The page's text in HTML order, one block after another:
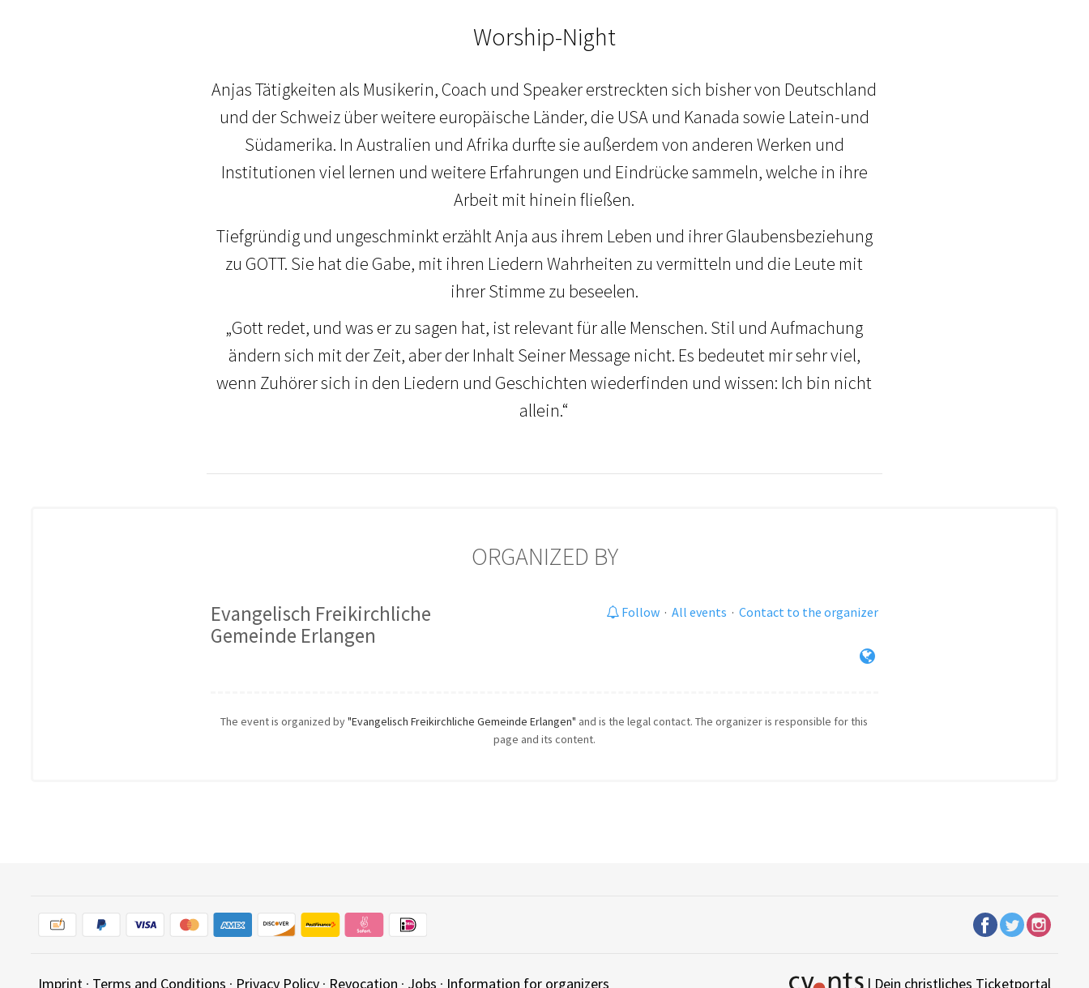
Worship-Night
Anjas Tätigkeiten als Musikerin, Coach und Speaker erstreckten sich bisher von Deutschland
und der Schweiz über weitere europäische Länder, die USA und Kanada sowie Latein-und
Südamerika. In Australien und Afrika durfte sie außerdem von anderen Werken und
Institutionen viel lernen und weitere Erfahrungen und Eindrücke sammeln, welche in ihre
Arbeit mit hinein fließen.
Tiefgründig und ungeschminkt erzählt Anja aus ihrem Leben und ihrer Glaubensbeziehung
zu GOTT. Sie hat die Gabe, mit ihren Liedern Wahrheiten zu vermitteln und die Leute mit
ihrer Stimme zu beseelen.
„Gott redet, und was er zu sagen hat, ist relevant für alle Menschen. Stil und Aufmachung
ändern sich mit der Zeit, aber der Inhalt Seiner Message nicht. Es bedeutet mir sehr viel,
wenn Zuhörer sich in den Liedern und Geschichten wiederfinden und wissen: Ich bin nicht
allein.“
ORGANIZED BY
Evangelisch Freikirchliche
Gemeinde Erlangen
Follow· All events · Contact to the organizer
The event is organized by"Evangelisch Freikirchliche Gemeinde Erlangen" and is the legal contact. The organizer is responsible for this
page and its content.
Imprint · Terms and Conditions · Privacy Policy · Revocation · Jobs · Information for organizers | Dein christliches Ticketportal